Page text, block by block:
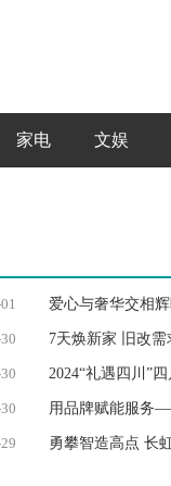
家电 文娱
爱心与奢华交相辉映 ——庆
7天焕新家 旧改需求催
2024“礼遇四川”四
用品牌赋能服务——
勇攀智造高点 长